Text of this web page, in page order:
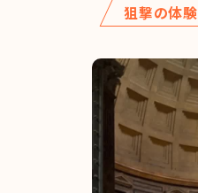
狙撃の体験